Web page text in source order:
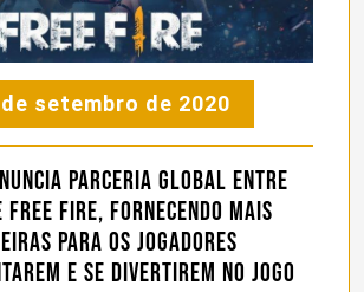
setembro de 2020
parceria global entre
Free Fire, fornecendo mais
para os jogadores
e se divertirem no jogo